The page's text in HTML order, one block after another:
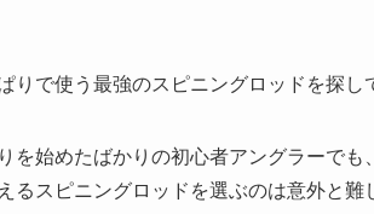
りで使う最強のスピニングロッドを探し
を始めたばかりの初心者アングラーで
るスピニングロッドを選ぶのは意外と難